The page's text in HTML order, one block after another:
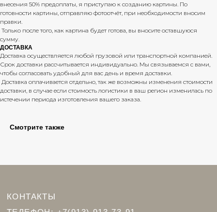
внесения 50% предоплаты, я приступаю к созданию картины. По
готовности картины, отправляю фотоотчёт, при необходимости вносим
правки.
Только после того, как картина будет готова, вы вносите оставшуюся
сумму.
ДОСТАВКА
Доставка осуществляется любой грузовой или транспортной компанией.
Срок доставки рассчитывается индивидуально. Мы связываемся с вами,
чтобы согласовать удобный для вас день и время доставки.
Доставка оплачивается отдельно, так же возможны изменения стоимости
доставки, в случае если стоимость логистики в ваш регион изменилась по
истечении периода изготовления вашего заказа.
Смотрите также
ИНН: 540439364356
ПРИМЕРКА КАРТИНЫ
СОТРУДНИЧЕСТВО
Политика конфиденциальности